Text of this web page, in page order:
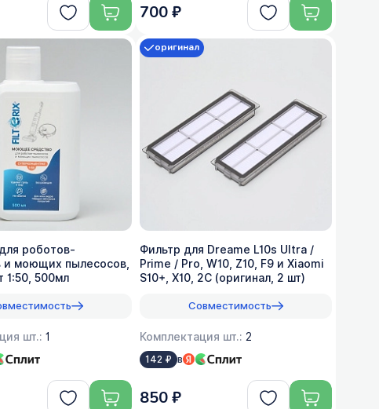
700 ₽
роботов-
и моющих пылесосов,
1:50, 500мл
шт.:1
Фильтр для Dreame L10s Ultra /
Prime / Pro, W10, Z10, F9 и Xiaomi
S10+, X10, 2C (оригинал, 2 шт)
Совместимость
Комплектация шт.:2
142 ₽ в
оригинал
850 ₽